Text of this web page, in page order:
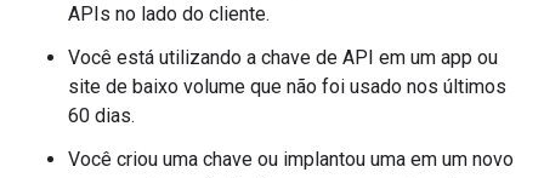
APIs no lado do cliente.
Você está utilizando a chave de API em um app ou
site de baixo volume que não foi usado nos últimos
60 dias.
Você criou uma chave ou implantou uma em um novo